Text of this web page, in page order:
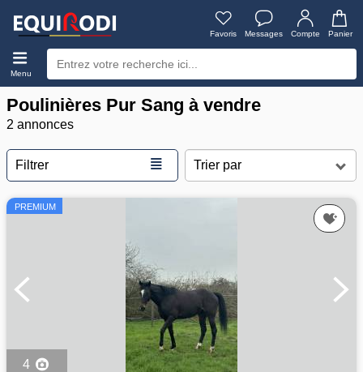
Favoris Messages Compte Panier
Menu
Poulinières Pur Sang à vendre
2 annonces
Filtrer ≣
PREMIUM
4